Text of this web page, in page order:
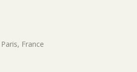
Paris, France